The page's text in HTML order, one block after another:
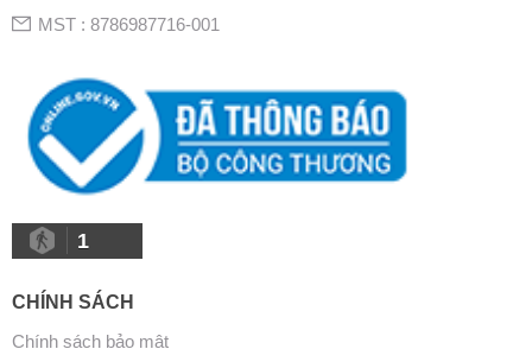
MST : 8786987716-001
1
CHÍNH SÁCH
Chính sách bảo mật